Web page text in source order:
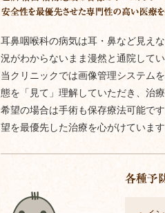
耳鼻咽喉科の病気は耳・鼻など見え
況がわからないまま漫然と通院して
当クリニックでは画像管理システム
態を「見て」理解していただき、治
希望の場合は手術も保存療法可能で
望を最優先した治療を心がけています